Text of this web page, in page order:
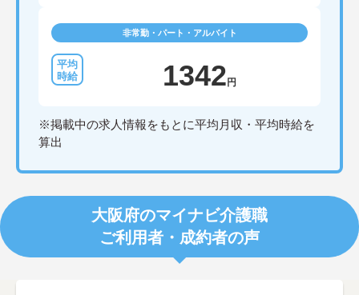
非常勤・パート・アルバイト
1342 円
※掲載中の求人情報をもとに平均月収・平均時給を
算出
大阪府のマイナビ介護職
ご利用者・成約者の声